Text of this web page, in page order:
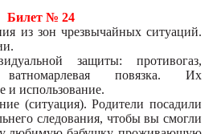
Билет № 24
из зон чрезвычайных ситуаций.
защиты: противогаз,
ватномарлевая повязка. Их
и использование.
(ситуация). Родители посадили
следования, чтобы вы смогли